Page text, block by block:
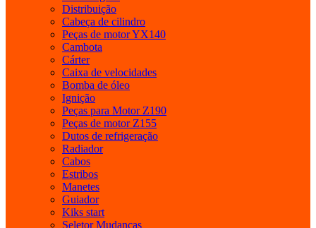
Distribuição
Cabeça de cilindro
Peças de motor YX140
Cambota
Cárter
Caixa de velocidades
Bomba de óleo
Ignição
Peças para Motor Z190
Peças de motor Z155
Dutos de refrigeração
Radiador
Cabos
Estribos
Manetes
Guiador
Kiks start
Seletor Mudanças